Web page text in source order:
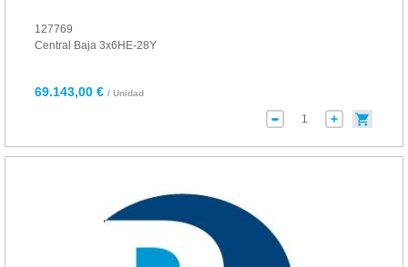
127769
Central Baja 3x6HE-28Y
69.143,00 € / Unidad